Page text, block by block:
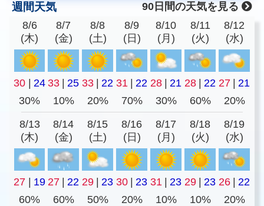
週間天気
90日間の天気を見る
8/6
(木)
8/7
(金)
8/8
(土)
8/9
(日)
8/10
(月)
8/11
(火)
8/12
(水)
30 | 24 33 | 25 33 | 22 31 | 22 28 | 21 28 | 22 27 | 21
30%
10% 20% 70% 30% 60% 20%
8/13
(木)
8/14
(金)
8/15
(土)
8/16
(日)
8/17
(月)
8/18
(火)
8/19
(水)
27 | 19 27 | 22 29 | 23 30 | 23 31 | 23 29 | 23 26 | 22
60%
60% 50% 20% 10% 10%
20%